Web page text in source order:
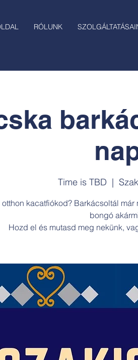
RÓLUNK
Time is TBD
  |
otthon kacatfiókod? Barkácsoltál
bongó
Hozd el és mutasd meg nekünk,